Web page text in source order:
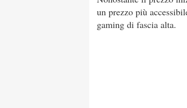
un prezzo più
gaming di fascia alta.